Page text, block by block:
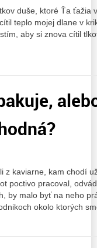
duše, ktoré Ťa ťažia
teplo mojej dlane v
aby si znova cítil
z kaviarne, kam chodí
poctivo pracoval,
by malo byť na neho
okolo ktorých